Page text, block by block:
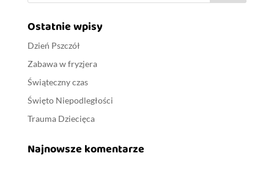
Ostatnie wpisy
Dzień Pszczół
Zabawa w fryzjera
Świąteczny czas
Święto Niepodległości
Trauma Dziecięca
Najnowsze komentarze